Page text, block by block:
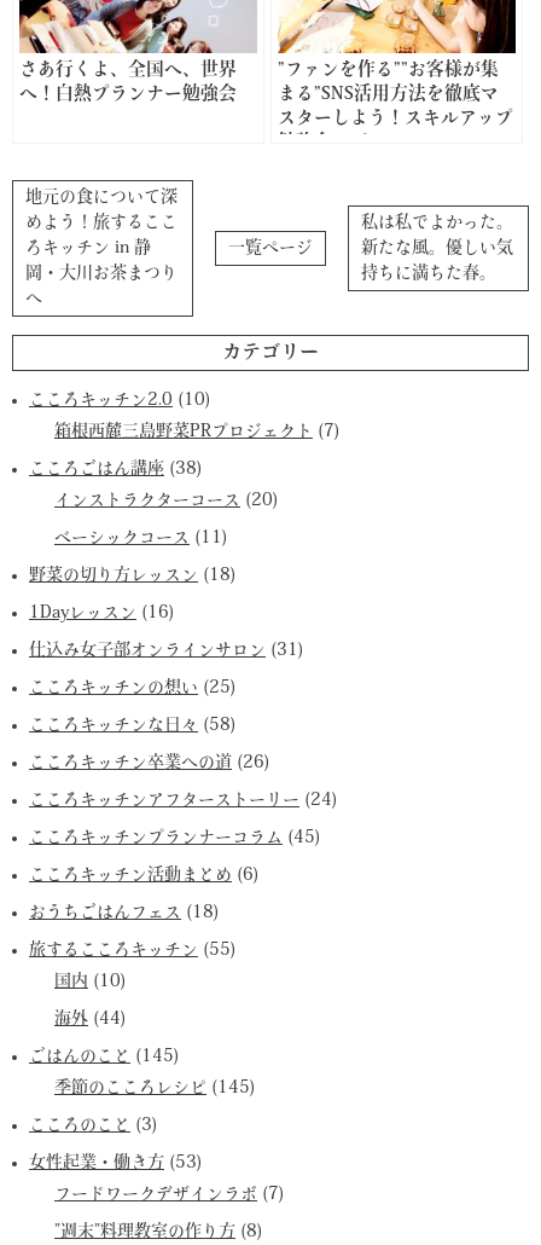
さあ行くよ、全国へ、世界
へ！白熱プランナー勉強会
”ファンを作る””お客様が集
まる”SNS活用方法を徹底マ
スターしよう！スキルアップ
地元の食について深
めよう！旅するここ
ろキッチン in 静
岡・大川お茶まつり
へ
一覧ページ
私は私でよかった。
新たな風。優しい気
持ちに満ちた春。
カテゴリー
こころキッチン2.0 (10)
箱根西麓三島野菜PRプロジェクト (7)
こころごはん講座 (38)
インストラクターコース (20)
ベーシックコース (11)
野菜の切り方レッスン (18)
1Dayレッスン (16)
仕込み女子部オンラインサロン (31)
こころキッチンの想い (25)
こころキッチンな日々 (58)
こころキッチン卒業への道 (26)
こころキッチンアフターストーリー (24)
こころキッチンプランナーコラム (45)
こころキッチン活動まとめ (6)
おうちごはんフェス (18)
旅するこころキッチン (55)
国内 (10)
海外 (44)
ごはんのこと (145)
季節のこころレシピ (145)
こころのこと (3)
女性起業・働き方 (53)
フードワークデザインラボ (7)
”週末”料理教室の作り方 (8)